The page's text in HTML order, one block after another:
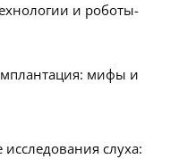
и роботы-
мифы и
слуха: